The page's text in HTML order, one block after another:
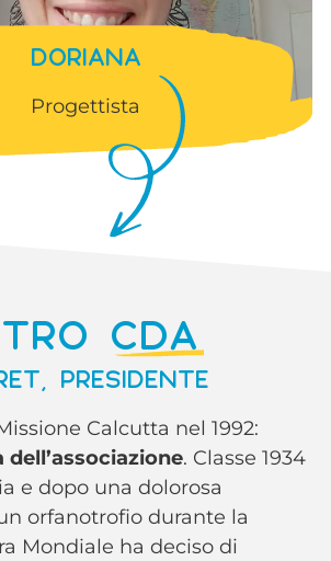
DORIANA
Progettista
CDA
PRESIDENTE
Calcutta nel 1992:
. Classe 1934
e dopo una dolorosa
orfanotrofio durante la
Mondiale ha deciso di